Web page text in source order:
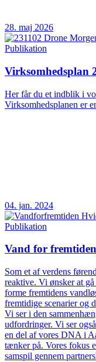
28. maj 2026
Publikation
Virksomhedsplan
Her får du et indblik i
Virksomhedsplanen er
04. jan. 2024
Publikation
Vand for fremtiden
Som et af verdens
reaktive. Vi ønsker at
forme fremtidens
fremtidige scenarier og
Vi ser i den
udfordringer. Vi ser
en del af vores DNA i
tænker på. Vores fokus
samspil gennem